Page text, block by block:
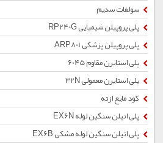
سولفات سدیم
پلی پروپیلن شیمیایی RP240G
پلی پروپیلن پزشکی ARP801
پلی استایرن مقاوم 6045
پلی استایرن معمولی 32N
کود مایع ازته
پلی اتیلن سنگین لوله EX6N
پلی اتیلن سنگین لوله مشکی EX6B